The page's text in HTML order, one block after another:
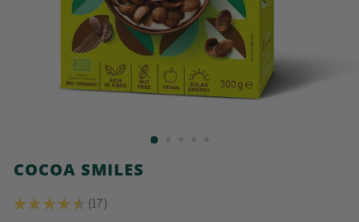
COCOA SMILES
★ ★ ★ ★ ★ 17
17